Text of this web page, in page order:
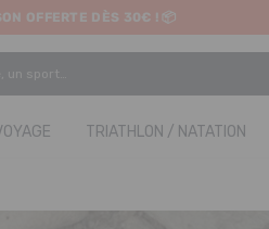
OFFERTE DÈS 30€ ! 📦
EN MAGASIN GRATUIT
TRIATHLON / NATATION